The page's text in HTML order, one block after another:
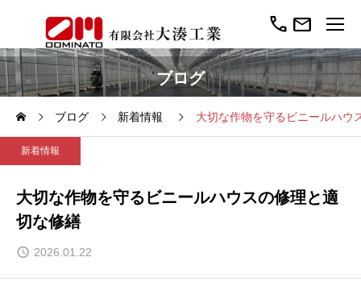
call mail
ブログ
ブログ 新着情報 大切な作物を守るビニールハウ
新着情報
大切な作物を守るビニールハウスの修理と適
切な修繕
2026.01.22